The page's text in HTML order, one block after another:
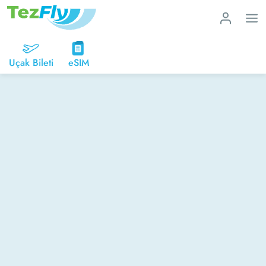
Uçak Bileti eSIM